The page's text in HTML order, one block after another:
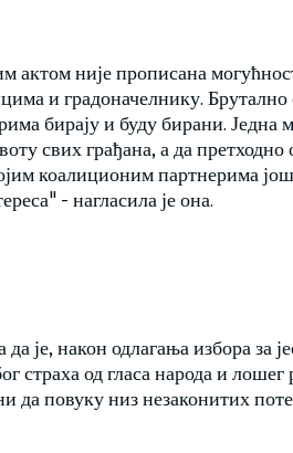
актом није прописана
и градоначелнику.
бирају и буду бирани. Једна
свих грађана, а да
коалиционим партнерима
- нагласила је она.
је, након одлагања избора за
страха од гласа народа и
повуку низ незаконитих